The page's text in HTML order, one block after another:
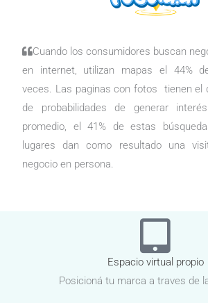
Cuando los consumidores buscan
en internet, utilizan mapas el 44%
veces. Las paginas con fotos tienen el
de probabilidades de generar
promedio, el 41% de estas
lugares dan como resultado una
negocio en persona.
Espacio virtual propio
Posicioná tu marca a traves de